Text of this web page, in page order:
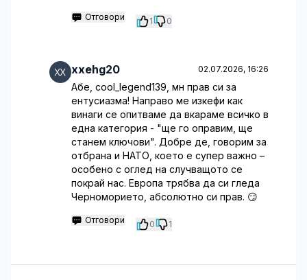
Отговори 1 0
xxehg20 02.07.2026, 16:26
Абе, cool_legend139, мн прав си за
ентусиазма! Направо ме изкефи как
винаги се опитваме да вкараме всичко в
една категория - "ще го оправим, ще
станем ключови". Добре де, говорим за
отбрана и НАТО, което е супер важно –
особено с оглед на случващото се
покрай нас. Европа трябва да си гледа
Черноморието, абсолютно си прав. 😏
Отговори 0 1